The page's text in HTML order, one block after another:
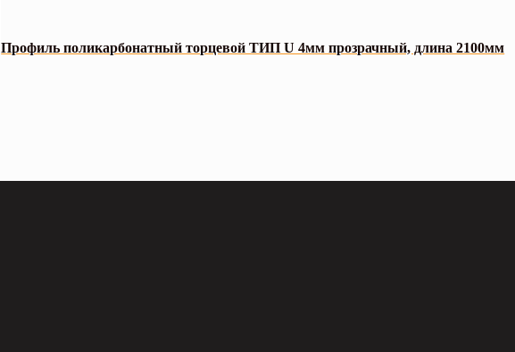
Профиль поликарбонатный торцевой ТИП U 4мм прозрачный, длина 2100мм